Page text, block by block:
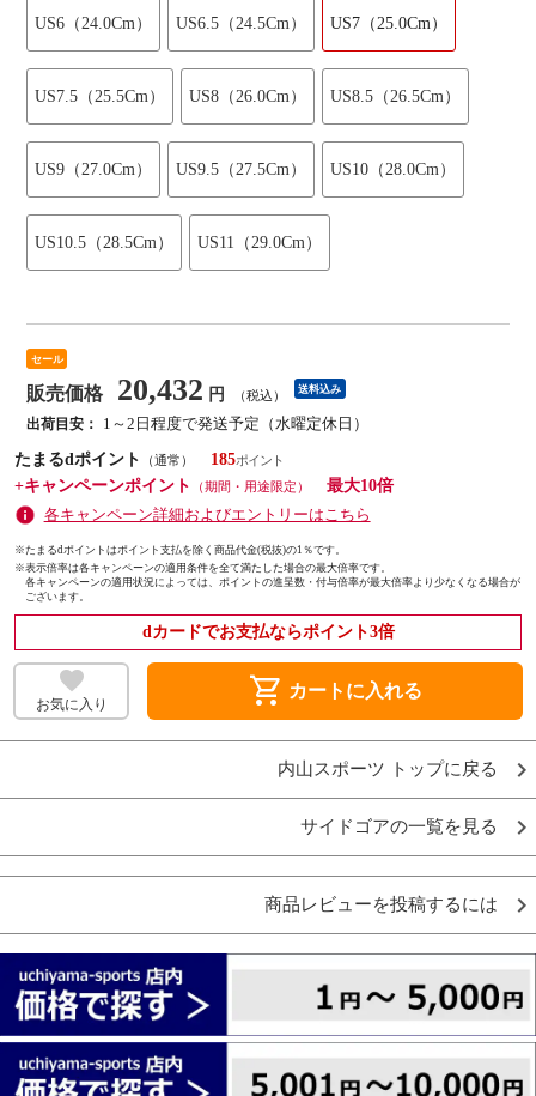
US6（24.0Cm） US6.5（24.5Cm） US7（25.0Cm）
US7.5（25.5Cm） US8（26.0Cm） US8.5（26.5Cm）
US9（27.0Cm） US9.5（27.5Cm） US10（28.0Cm）
US10.5（28.5Cm） US11（29.0Cm）
セール
販売価格 20,432 円 （税込） 送料込み
出荷目安：
1～2日程度で発送予定（水曜定休日）
たまるdポイント
（通常）
185
+キャンペーンポイント
（期間・用途限定）
最大10倍
各キャンペーン詳細およびエントリーはこちら
※たまるdポイントはポイント支払を除く商品代金(税抜)の1％です。
※表示倍率は各キャンペーンの適用条件を全て満たした場合の最大倍率です。
各キャンペーンの適用状況によっては、ポイントの進呈数・付与倍率が最大倍率より少なくなる場合が
ございます。
dカードでお支払ならポイント3倍
お気に入り shopping_cart カートに入れる
内山スポーツ トップに戻る
サイドゴアの一覧を見る
商品レビューを投稿するには